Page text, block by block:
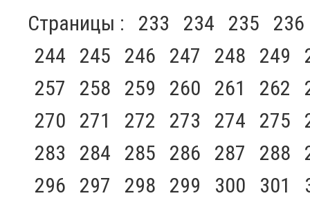
Страницы : 233 234 235
236
244
245 246 247 248 249
257
258 259 260 261 262
270
271 272 273 274 275
283
284 285 286 287 288
296
297 298 299 300 301